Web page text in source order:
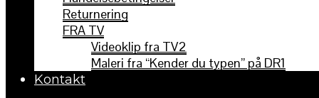
Returnering
FRA TV
Videoklip fra TV2
Maleri fra “Kender du typen” på DR1
Kontakt